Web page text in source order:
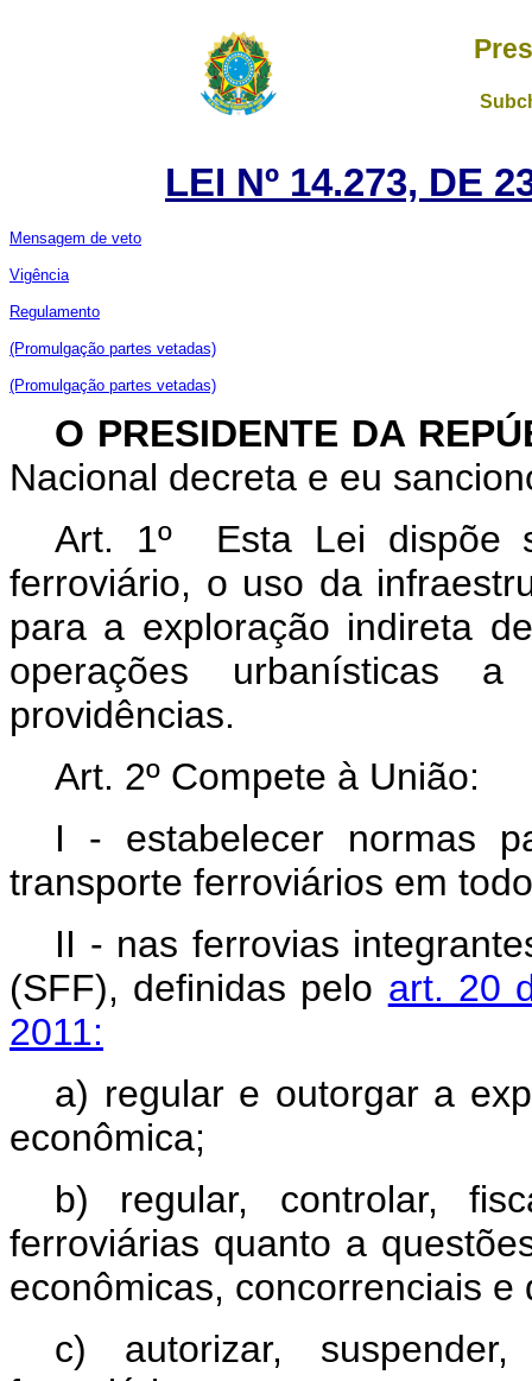
LEI Nº 14.273, DE
Mensagem de veto
Vigência
Regulamento
(Promulgação partes vetadas)
(Promulgação partes vetadas)
O PRESIDENTE DA
Nacional decreta e eu
Art. 1º Esta Lei dispõe
ferroviário, o uso da
para a exploração indireta
operações urbanísticas
providências.
Art. 2º Compete à União:
I - estabelecer normas
transporte ferroviários em
II - nas ferrovias
(SFF), definidas pelo art. 20
2011:
a) regular e outorgar a
econômica;
b) regular, controlar,
ferroviárias quanto a
econômicas, concorrenciais e
c) autorizar,